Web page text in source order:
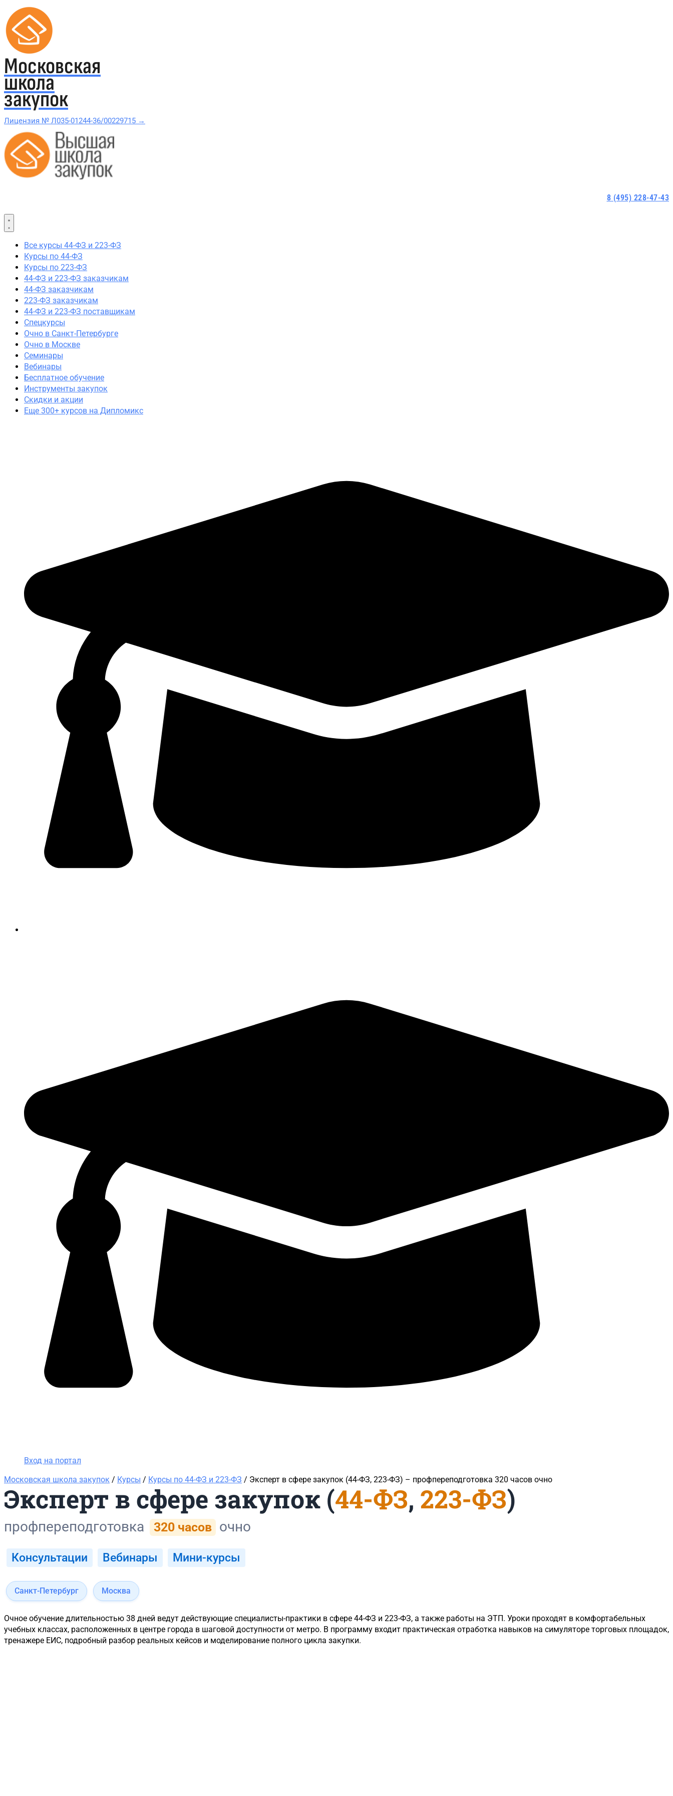
Московская
школа
закупок
Лицензия № Л035-01244-36/00229715 →
Проверить в реестре Рособрнадзора →
223-ФЗ заказчикам
44-ФЗ и 223-ФЗ поставщикам
Очно в Москве
Очно в Санкт-Петербурге
Семинары
Вебинары
Спецкурсы
Скидки и акции
Вход на портал
8 (495) 228-47-43
Все курсы 44-ФЗ и 223-ФЗ
Курсы по 44-ФЗ
Курсы по 223-ФЗ
44-ФЗ и 223-ФЗ заказчикам
44-ФЗ заказчикам
223-ФЗ заказчикам
44-ФЗ и 223-ФЗ поставщикам
Спецкурсы
Очно в Санкт-Петербурге
Очно в Москве
Семинары
Вебинары
Бесплатное обучение
Инструменты закупок
Скидки и акции
Еще 300+ курсов на Дипломикс
Вход на портал
Московская школа закупок / Курсы / Курсы по 44-ФЗ и 223-ФЗ / Эксперт в сфере закупок (44-ФЗ, 223-ФЗ)​ – профпереподготовка 320 часов очно
Эксперт в сфере закупок (44-ФЗ, 223-ФЗ)
профпереподготовка 320 часов очно
Консультации Вебинары Мини-курсы
Санкт-Петербург Москва
Очное обучение длительностью 38 дней ведут действующие специалисты-практики в сфере 44-ФЗ и 223-ФЗ, а также работы на ЭТП. Уроки проходят в комфортабельных
учебных классах, расположенных в центре города в шаговой доступности от метро. В программу входит практическая отработка навыков на симуляторе торговых площадок,
тренажере ЕИС, подробный разбор реальных кейсов и моделирование полного цикла закупки.